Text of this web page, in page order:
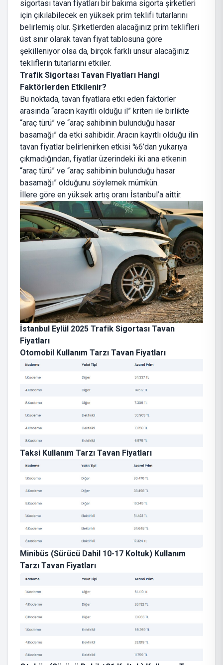
sigortası tavan fiyatları bir bakıma sigorta şirketleri
için çıkılabilecek en yüksek prim teklifi tutarlarını
belirlemiş olur. Şirketlerden alacağınız prim teklifleri
üst sınır olarak tavan fiyat tablosuna göre
şekilleniyor olsa da, birçok farklı unsur alacağınız
tekliflerin tutarlarını etkiler.
Trafik Sigortası Tavan Fiyatları Hangi
Faktörlerden Etkilenir?
Bu noktada, tavan fiyatlara etki eden faktörler
arasında “aracın kayıtlı olduğu il” kriteri ile birlikte
“araç türü” ve “araç sahibinin bulunduğu hasar
basamağı” da etki sahibidir. Aracın kayıtlı olduğu ilin
tavan fiyatlar belirlenirken etkisi %6’dan yukarıya
çıkmadığından, fiyatlar üzerindeki iki ana etkenin
“araç türü” ve “araç sahibinin bulunduğu hasar
basamağı” olduğunu söylemek mümkün.
İllere göre en yüksek artış oranı İstanbul’a aittir.
İstanbul Eylül 2025 Trafik Sigortası Tavan
Fiyatları
Otomobil Kullanım Tarzı Tavan Fiyatları
Taksi Kullanım Tarzı Tavan Fiyatları
Minibüs (Sürücü Dahil 10-17 Koltuk) Kullanım
Tarzı Tavan Fiyatları